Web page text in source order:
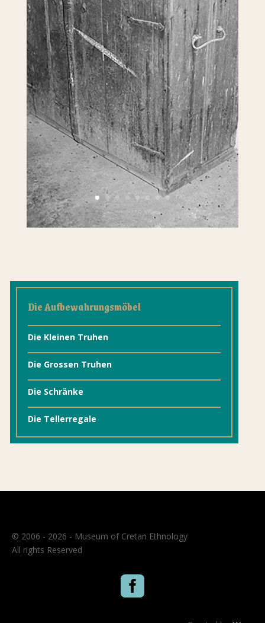
Die Aufbewahrungsmöbel
Die Kleinen Truhen
Die Grossen Truhen
Die Schränke
Die Tellerregale
© 2006 - 2026 - Museum of Cretan Ethnology
All rights Reserved
